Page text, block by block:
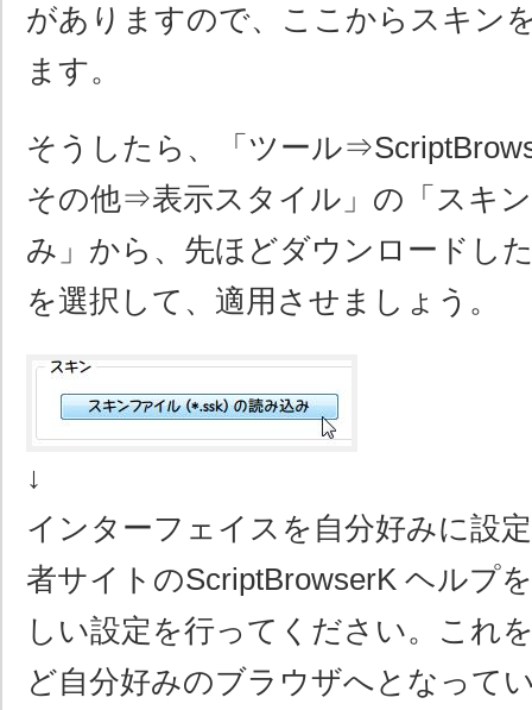
がありますので、ここからスキン
ます。
そうしたら、「ツール
その他⇒表示スタイル」の「スキ
み」から、先ほどダウンロードし
を選択して、適用させましょう。
↓
インターフェイスを自分好みに設
者サイトのScriptBrowserK ヘルプ
しい設定を行ってください。これ
ど自分好みのブラウザへとなって